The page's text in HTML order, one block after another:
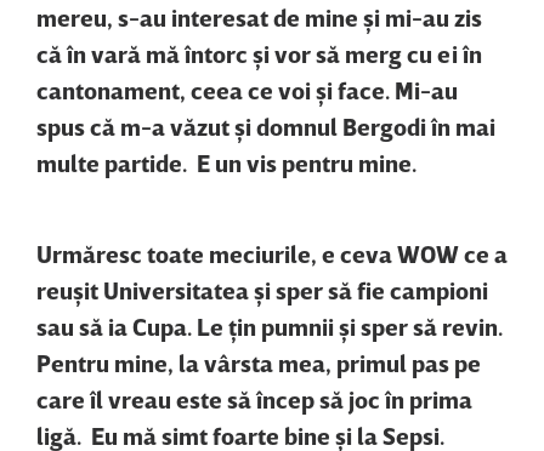
mereu, s-au interesat de mine şi mi-au zis
că în vară mă întorc şi vor să merg cu ei în
cantonament, ceea ce voi şi face. Mi-au
spus că m-a văzut şi domnul Bergodi în mai
multe partide. E un vis pentru mine.
Urmăresc toate meciurile, e ceva WOW ce a
reuşit Universitatea şi sper să fie campioni
sau să ia Cupa. Le ţin pumnii şi sper să revin.
Pentru mine, la vârsta mea, primul pas pe
care îl vreau este să încep să joc în prima
ligă. Eu mă simt foarte bine şi la Sepsi.